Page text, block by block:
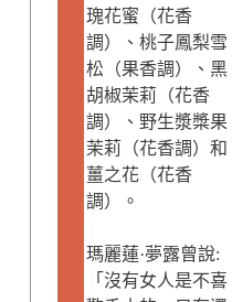
瑰花蜜（花香
調）、桃子鳳梨雪
松（果香調）、黑
胡椒茉莉（花香
調）、野生漿槳果
茉莉（花香調）和
薑之花（花香
調）。
瑪麗蓮·夢露曾說:
「沒有女人是不喜